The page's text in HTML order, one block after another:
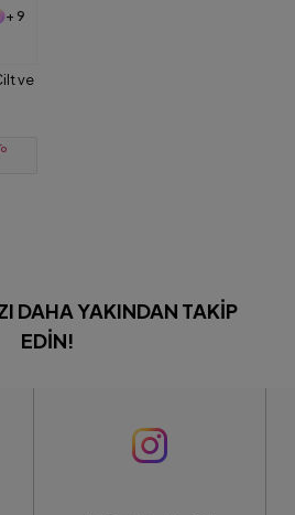
+ 9
ve
DAHA YAKINDAN TAKIP
EDIN!